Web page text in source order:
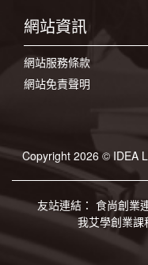
網站資訊
網站服務條款
網站免責聲明
Copyright 2026 © IDEA
友站連結： 食尚創業
我艾學創業課